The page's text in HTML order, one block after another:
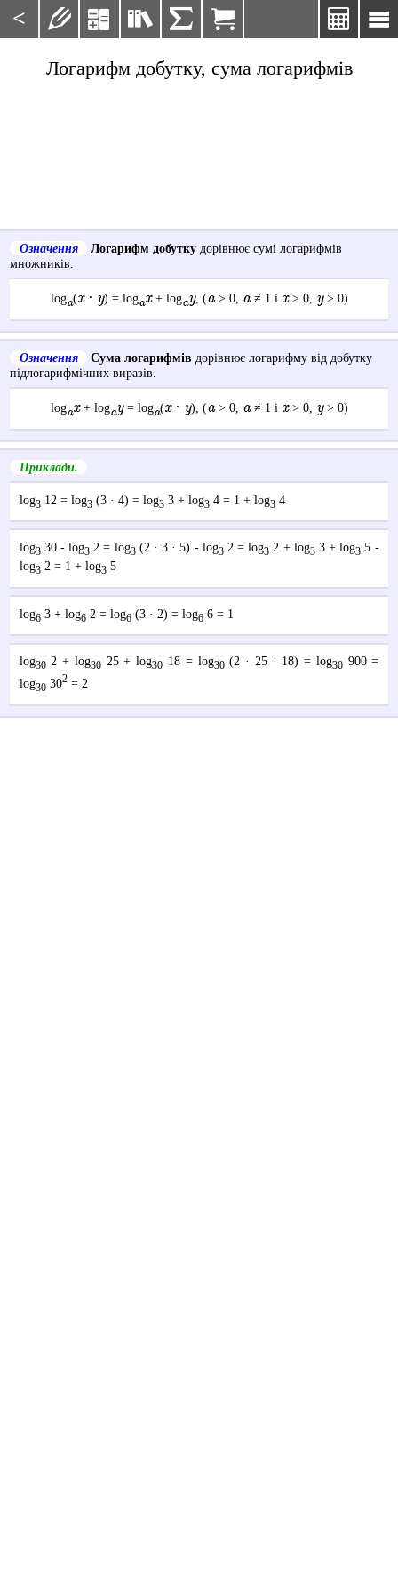
< 

    
Логарифм добутку, сума логарифмів
Означення Логарифм добутку дорівнює сумі логарифмів
множників.
loga(x · y) = logax+ logay, (a> 0, a≠ 1 і x> 0, y> 0)
Означення Сума логарифмів дорівнює логарифму від добутку
підлогарифмічних виразів.
logax+ logay= loga(x · y), (a> 0, a≠ 1 і x> 0, y> 0)
Приклади.
log312 = log3(3 · 4) = log33 + log34 = 1 + log34
log330 -log3 2 = log3(2 · 3 · 5) - log32 =log3 2 + log33+log3 5 -
log32 = 1 + log35
log63 + log62 = log6(3 · 2) = log66 = 1
log302 + log3025 + log30 18 = log30(2 · 25 · 18) = log30900 =
log30302= 2